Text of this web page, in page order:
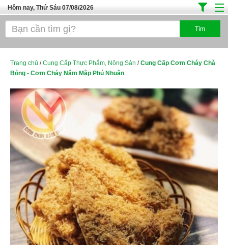
Hôm nay, Thứ Sáu 07/08/2026
Trang chủ
Tuyển Sinh Đào Tạo
Đồ Dùng Nội Ngoại Thất
Điện Tử Điện Máy
Làm Đẹp
Thời Trang
Việc Làm
Dịch Vụ
Hàng Tiêu Dùng
Xây Dựng
Trang chủ /Cung Cấp Thực Phẩm, Nông Sản /Cung Cấp Cơm Cháy Chà
Bông - Cơm Cháy Năm Mập Phú Nhuận